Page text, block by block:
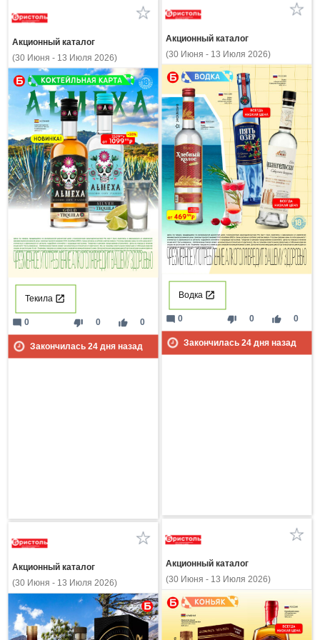
Акционный каталог
(30 Июня - 13 Июля 2026)
Водка
thumb_down 0 thumb_up 0
mode_comment 0
Закончилась 24дня назад
Акционный каталог
(30 Июня - 13 Июля 2026)
Текила
thumb_down 0 thumb_up 0
mode_comment 0
Закончилась 24дня назад
Акционный каталог
(30 Июня - 13 Июля 2026)
Акционный каталог
(30 Июня - 13 Июля 2026)